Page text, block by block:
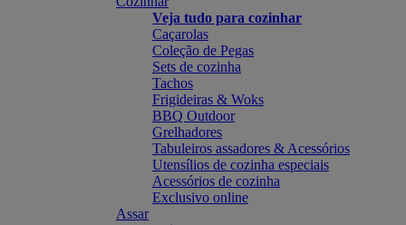
Veja tudo para cozinhar
Caçarolas
Coleção de Pegas
Sets de cozinha
Tachos
Frigideiras & Woks
BBQ Outdoor
Grelhadores
Tabuleiros assadores & Acessórios
Utensílios de cozinha especiais
Acessórios de cozinha
Exclusivo online
Assar